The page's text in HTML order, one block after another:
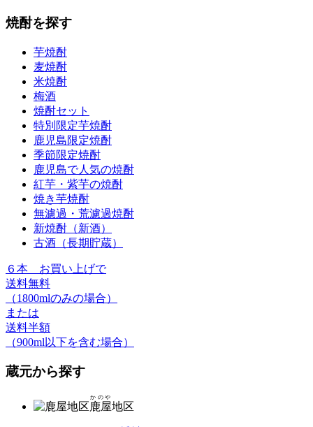
焼酎を探す
芋焼酎
麦焼酎
米焼酎
梅酒
焼酎セット
特別限定芋焼酎
鹿児島限定焼酎
季節限定焼酎
鹿児島で人気の焼酎
紅芋・紫芋の焼酎
焼き芋焼酎
無濾過・荒濾過焼酎
新焼酎（新酒）
古酒（長期貯蔵）
６本 お買い上げで
送料無料
（1800mlのみの場合）
または
送料半額
（900ml以下を含む場合）
蔵元から探す
鹿屋
かのや
地区